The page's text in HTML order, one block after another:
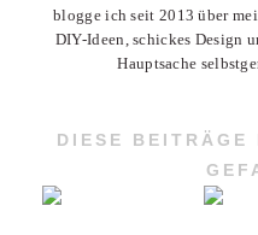
blogge ich seit 2013 über
DIY-Ideen, schickes Design
Hauptsache
DIESE BEITRÄGE